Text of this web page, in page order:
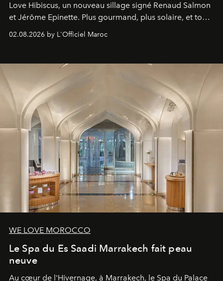
Love Hibiscus, un nouveau sillage signé Renaud Salmon
et Jérôme Epinette. Plus gourmand, plus solaire, et tout
à fait irrésistible.
02.08.2026 by L'Officiel Maroc
WE LOVE MOROCCO
Le Spa du Es Saadi Marrakech fait peau
neuve
Au cœur de l'Hivernage, à Marrakech, le Spa du Palace